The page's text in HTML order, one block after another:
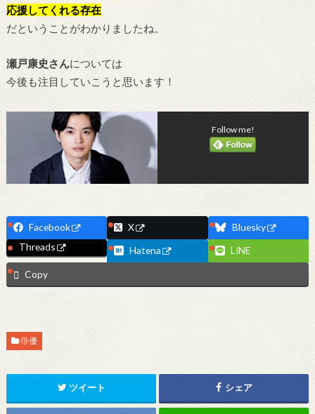
応援してくれる存在
だということがわかりましたね。
瀬戸康史さんについては
今後も注目していこうと思います！
Follow me!
Facebook X
Bluesky
Threads
Hatena
LINE
Copy
俳優
ツイート シェア